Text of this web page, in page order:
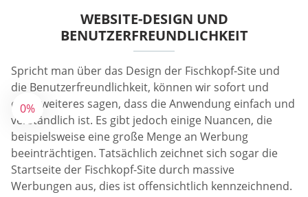
0%
WEBSITE-DESIGN UND
BENUTZERFREUNDLICHKEIT
Spricht man über das Design der Fischkopf-Site und
die Benutzerfreundlichkeit, können wir sofort und
ohne weiteres sagen, dass die Anwendung einfach und
verständlich ist. Es gibt jedoch einige Nuancen, die
beispielsweise eine große Menge an Werbung
beeinträchtigen. Tatsächlich zeichnet sich sogar die
Startseite der Fischkopf-Site durch massive
Werbungen aus, dies ist offensichtlich kennzeichnend.